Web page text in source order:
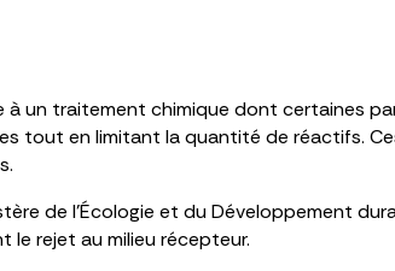
un traitement chimique dont certaines
en limitant la quantité de réactifs.
de l’Écologie et du Développement
rejet au milieu récepteur.